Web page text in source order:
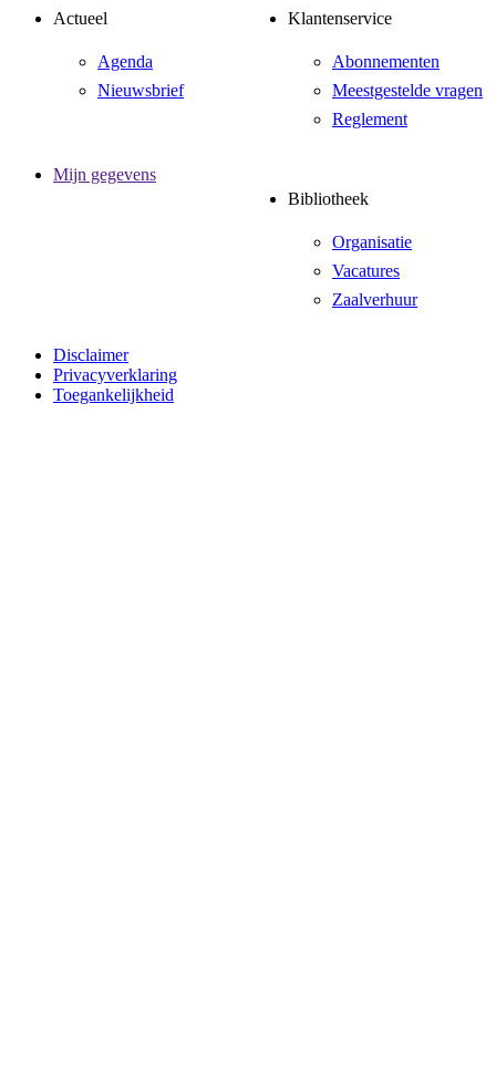
Actueel
Agenda
Nieuwsbrief
Klantenservice
Abonnementen
Meestgestelde vragen
Reglement
Mijn gegevens
Bibliotheek
Organisatie
Vacatures
Zaalverhuur
Disclaimer
Privacyverklaring
Toegankelijkheid